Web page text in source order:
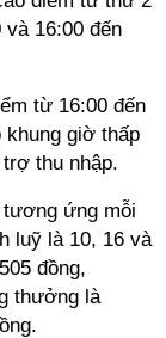
16:00 đến
từ 16:00 đến
khung giờ thấp
thu nhập.
ứng mỗi
luỹ là 10, 16 và
đồng,
thưởng là